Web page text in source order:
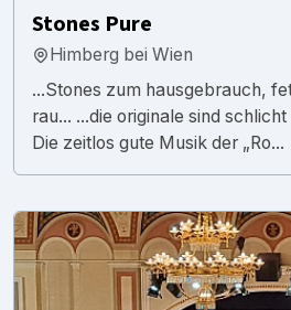
Stones Pure
Himberg bei Wien
...Stones zum hausgebrauch,
rau... ...die originale sind
Die zeitlos gute Musik der „Ro...